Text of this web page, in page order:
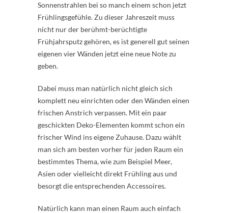
Sonnenstrahlen bei so manch einem schon jetzt
Frühlingsgefühle. Zu dieser Jahreszeit muss
nicht nur der berühmt-berüchtigte
Frühjahrsputz gehören, es ist generell gut seinen
eigenen vier Wänden jetzt eine neue Note zu
geben.
Dabei muss man natürlich nicht gleich sich
komplett neu einrichten oder den Wänden einen
frischen Anstrich verpassen. Mit ein paar
geschickten Deko-Elementen kommt schon ein
frischer Wind ins eigene Zuhause. Dazu wählt
man sich am besten vorher für jeden Raum ein
bestimmtes Thema, wie zum Beispiel Meer,
Asien oder vielleicht direkt Frühling aus und
besorgt die entsprechenden Accessoires.
Natürlich kann man einen Raum auch einfach